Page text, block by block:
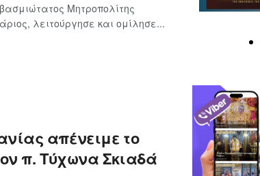
Μητροπολίτης
λειτούργησε και ομίλησε...
απένειμε το
π. Τύχωνα Σκιαδά